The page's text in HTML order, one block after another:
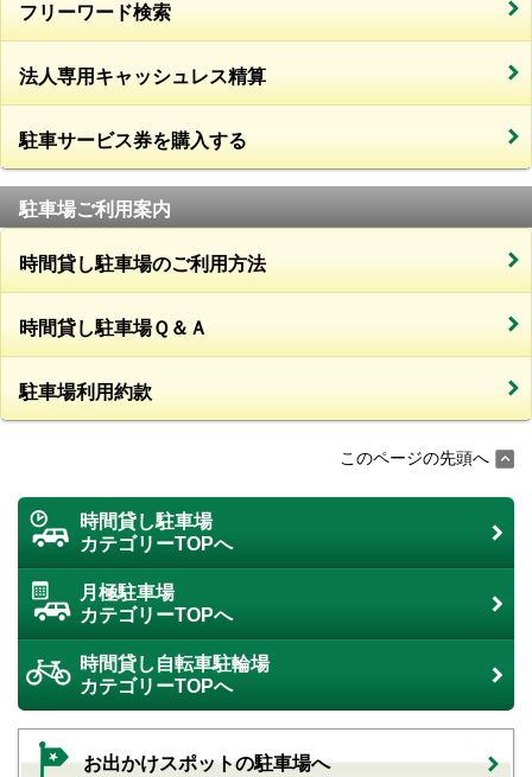
フリーワード検索
法人専用キャッシュレス精算
駐車サービス券を購入する
駐車場ご利用案内
時間貸し駐車場のご利用方法
時間貸し駐車場Ｑ＆Ａ
駐車場利用約款
このページの先頭へ
時間貸し駐車場
カテゴリーTOPへ
月極駐車場
カテゴリーTOPへ
時間貸し自転車駐輪場
カテゴリーTOPへ
お出かけスポットの駐車場へ